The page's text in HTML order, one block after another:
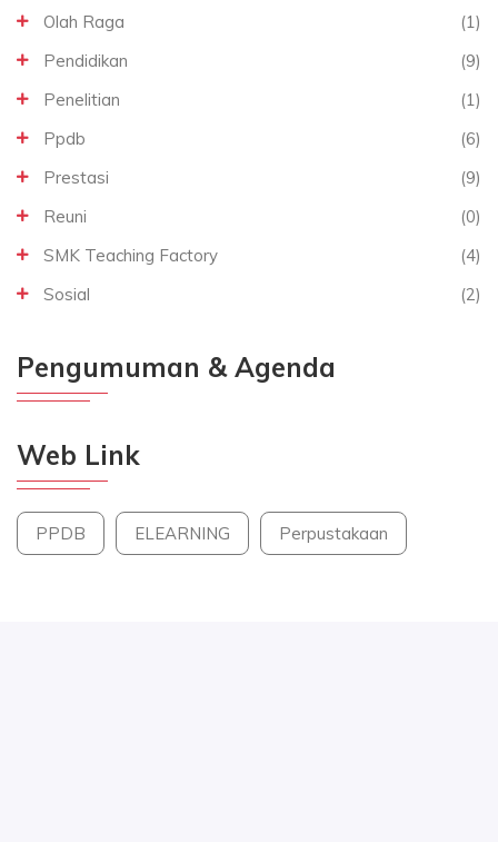
Olah Raga
(1)
Pendidikan
(9)
Penelitian
(1)
Ppdb
(6)
Prestasi
(9)
Reuni
(0)
SMK Teaching Factory
(4)
Sosial
(2)
Pengumuman & Agenda
Web Link
PPDB ELEARNING Perpustakaan